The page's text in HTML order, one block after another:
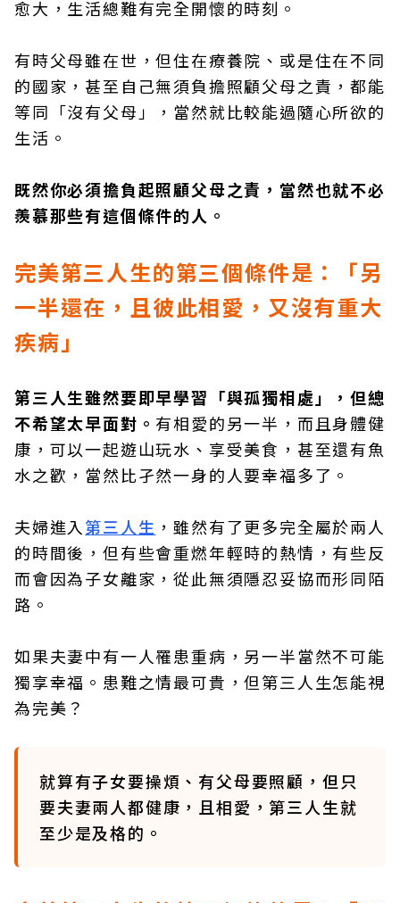
愈大，生活總難有完全開懷的時刻。
有時父母雖在世，但住在療養院、或是住在不同
的國家，甚至自己無須負擔照顧父母之責，都能
等同「沒有父母」，當然就比較能過隨心所欲的
生活。
既然你必須擔負起照顧父母之責，當然也就不必
羨慕那些有這個條件的人。
完美第三人生的第三個條件是：「另
一半還在，且彼此相愛，又沒有重大
疾病」
第三人生雖然要即早學習「與孤獨相處」，但總
不希望太早面對。 有相愛的另一半，而且身體健
康，可以一起遊山玩水、享受美食，甚至還有魚
水之歡，當然比孑然一身的人要幸福多了。
夫婦進入 第三人生 ，雖然有了更多完全屬於兩人
的時間後，但有些會重燃年輕時的熱情，有些反
而會因為子女離家，從此無須隱忍妥協而形同陌
路。
如果夫妻中有一人罹患重病，另一半當然不可能
獨享幸福。患難之情最可貴，但第三人生怎能視
為完美？
就算有子女要操煩、有父母要照顧，但只
要夫妻兩人都健康，且相愛，第三人生就
至少是及格的。